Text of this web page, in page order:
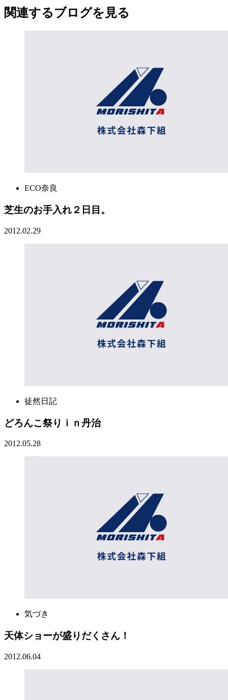
関連する​ブログを​見る​
ECO奈良
芝生のお手入れ２日目。
2012.02.29
徒然日記
どろんこ祭りｉｎ丹治
2012.05.28
気づき
天体ショーが盛りだくさん！
2012.06.04